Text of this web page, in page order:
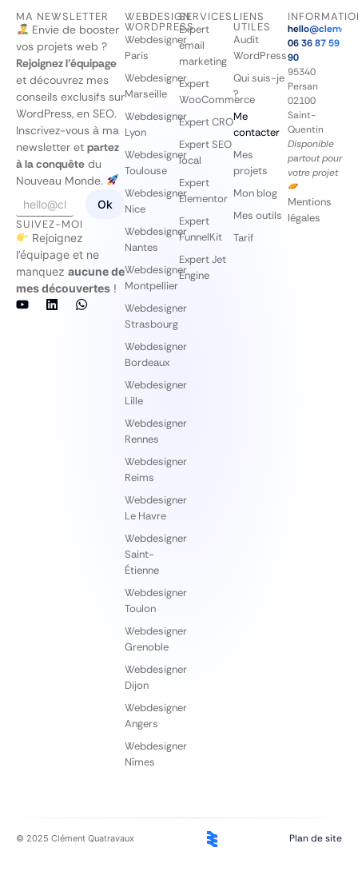
MA NEWSLETTER
Envie de booster
vos projets web ?
Rejoignez l’équipage
et découvrez mes
conseils exclusifs sur
WordPress, en SEO.
Inscrivez-vous à ma
newsletter et partez
à la conquête du
Nouveau Monde.
m
a
i
l
*
E
m
a
m
a
i
l
Ok
SUIVEZ-MOI
Rejoignez
l’équipage et ne
manquez aucune de
mes découvertes !
WEBDESIGN
WORDPRESS
Webdesigner
Paris
Webdesigner
Marseille
Webdesigner
Lyon
Webdesigner
Toulouse
Webdesigner
Nice
Webdesigner
Nantes
Webdesigner
Montpellier
Webdesigner
Strasbourg
Webdesigner
Bordeaux
Webdesigner
Lille
Webdesigner
Rennes
Webdesigner
Reims
Webdesigner
Le Havre
Webdesigner
Saint-
Étienne
Webdesigner
Toulon
Webdesigner
Grenoble
Webdesigner
Dijon
Webdesigner
Angers
Webdesigner
Nîmes
SERVICES
Expert
email
marketing
Expert
WooCommerce
Expert CRO
Expert SEO
local
Expert
Elementor
Expert
FunnelKit
Expert Jet
Engine
LIENS
UTILES
Audit
WordPress
Qui suis-je
?
Me
contacter
Mes
projets
Mon blog
Mes outils
Tarif
06 36 87 59
90
95340
Persan
02100
Saint-
Quentin
Disponible
partout pour
votre projet
Mentions
légales
© 2025 Clément Quatravaux Plan de site